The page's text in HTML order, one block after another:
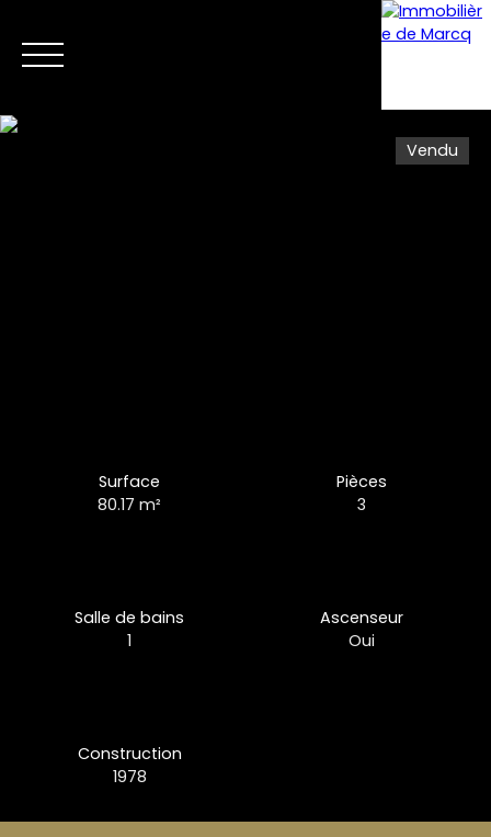
Vendu
Surface
80.17m²
Pièces
3
Salle de bains
1
Ascenseur
Oui
Construction
1978